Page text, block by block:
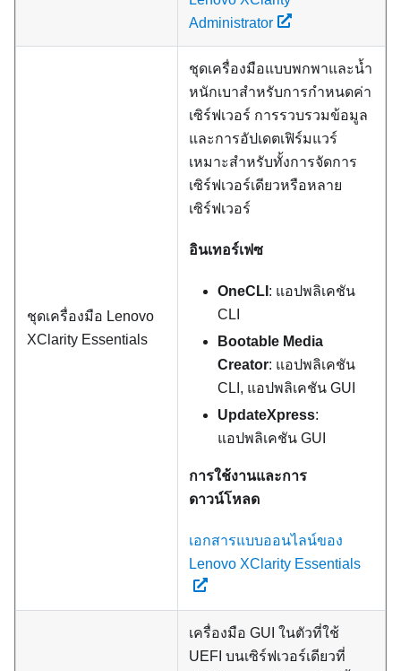
Administrator
ชุดเครื่องมือ Lenovo
XClarity Essentials
ชุดเครื่องมือแบบพกพาและน้ำ
หนักเบาสำหรับการกำหนดค่า
เซิร์ฟเวอร์ การรวบรวมข้อมูล
และการอัปเดตเฟิร์มแวร์
เหมาะสำหรับทั้งการจัดการ
เซิร์ฟเวอร์เดียวหรือหลาย
เซิร์ฟเวอร์
อินเทอร์เฟซ
OneCLI : แอปพลิเคชัน
CLI
Bootable Media
Creator: แอปพลิเคชัน
CLI, แอปพลิเคชัน GUI
UpdateXpress:
แอปพลิเคชัน GUI
การใช้งานและการ
ดาวน์โหลด
เอกสารแบบออนไลน์ของ
Lenovo XClarity Essentials
เครื่องมือ GUI ในตัวที่ใช้
UEFI บนเซิร์ฟเวอร์เดียวที่